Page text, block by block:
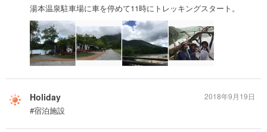
湯本温泉駐車場に車を停めて11時にトレッキングスタート。
Holiday
#宿泊施設
2018年9月19日